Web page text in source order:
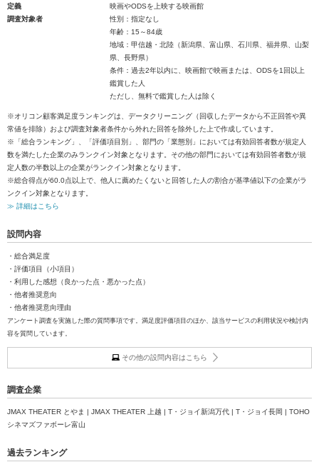
定義
映画やODSを上映する映画館
調査対象者
性別：指定なし
年齢：15～84歳
地域：甲信越・北陸（新潟県、富山県、石川県、福井県、山梨
県、長野県）
条件：過去2年以内に、映画館で映画または、ODSを1回以上
鑑賞した人
ただし、無料で鑑賞した人は除く
※オリコン顧客満足度ランキングは、データクリーニング（回収したデータから不正回答や異
常値を排除）および調査対象者条件から外れた回答を除外した上で作成しています。
※「総合ランキング」、「評価項目別」、部門の「業態別」においては有効回答者数が規定人
数を満たした企業のみランクイン対象となります。その他の部門においては有効回答者数が規
定人数の半数以上の企業がランクイン対象となります。
※総合得点が60.0点以上で、他人に薦めたくないと回答した人の割合が基準値以下の企業がラ
ンクイン対象となります。
≫ 詳細はこちら
設問内容
・総合満足度
・評価項目（小項目）
・利用した感想（良かった点・悪かった点）
・他者推奨意向
・他者推奨意向理由
アンケート調査を実施した際の質問事項です。満足度評価項目のほか、該当サービスの利用状況や検討内
容を質問しています。
その他の設問内容はこちら
調査企業
JMAX THEATER とやま | JMAX THEATER 上越 | T・ジョイ新潟万代 | T・ジョイ長岡 | TOHO
シネマズファボーレ富山
過去ランキング